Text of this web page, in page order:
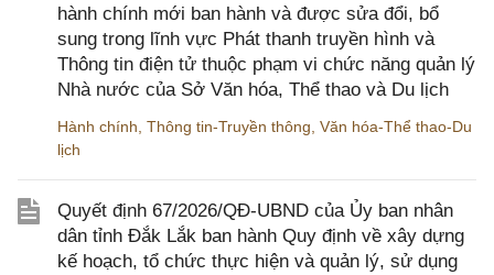
hành chính mới ban hành và được sửa đổi, bổ
sung trong lĩnh vực Phát thanh truyền hình và
Thông tin điện tử thuộc phạm vi chức năng quản lý
Nhà nước của Sở Văn hóa, Thể thao và Du lịch
Hành chính Thông tin-Truyền thông Văn hóa-Thể thao-Du
lịch
Quyết định 67/2026/QĐ-UBND của Ủy ban nhân
dân tỉnh Đắk Lắk ban hành Quy định về xây dựng
kế hoạch, tổ chức thực hiện và quản lý, sử dụng